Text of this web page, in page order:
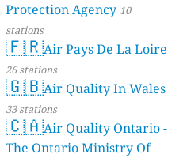
Protection Agency 10
stations
🇫🇷Air Pays De La Loire
26 stations
🇬🇧Air Quality In Wales
33 stations
🇨🇦Air Quality Ontario -
The Ontario Ministry Of